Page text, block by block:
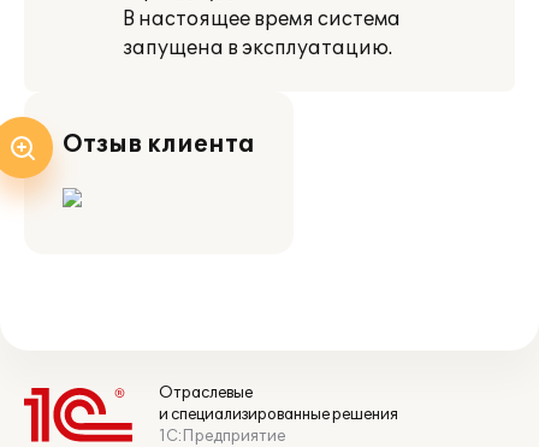
В настоящее время система
запущена в эксплуатацию.
Отзыв клиента
Отраслевые
и специализированные решения
1С:Предприятие